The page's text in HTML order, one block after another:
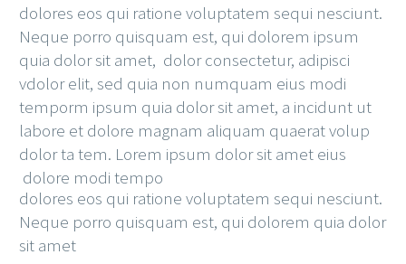
dolores eos qui ratione voluptatem sequi nesciunt.
Neque porro quisquam est, qui dolorem ipsum
quia dolor sit amet, dolor consectetur, adipisci
vdolor elit, sed quia non numquam eius modi
temporm ipsum quia dolor sit amet, a incidunt ut
labore et dolore magnam aliquam quaerat volup
dolor ta tem. Lorem ipsum dolor sit amet eius
dolore modi tempo
dolores eos qui ratione voluptatem sequi nesciunt.
Neque porro quisquam est, qui dolorem quia dolor
sit amet